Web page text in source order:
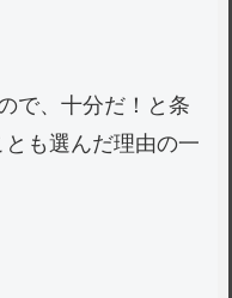
で、十分だ！と条
も選んだ理由の一